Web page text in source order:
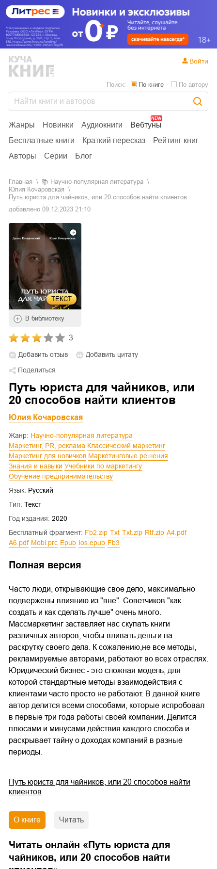
Жанры Новинки Аудиокниги
Вебтуны
Бесплатные книги
Краткий пересказ
Рейтинг книг
Авторы
Серии Блог
Поиск: По книге По автору
Войти
Главная 📚
научно-популярная литература
Юлия Кочаровская
Путь юриста для чайников, или 20 способов найти клиентов
добавлено 09.12.2023 21:10
ТЕКСТ
В библиотеку
3
Добавить отзыв
Добавить цитату
Поделиться
Путь юриста для чайников, или
20 способов найти клиентов
Юлия Кочаровская
Жанр:
Научно-популярная литература
Маркетинг, PR, реклама
Классический маркетинг
Маркетинг для новичков
Маркетинговые решения
Знания и навыки
Учебники по маркетингу
Обучение предпринимательству
Язык: Русский
Тип: Текст
Год издания: 2020
Бесплатный фрагмент:
fb2.zip txt txt.zip rtf.zip
a4.pdf
a6.pdf
mobi.prc epub ios.epub fb3
Полная версия
Часто люди, открывающие свое дело, максимально
подвержены влиянию из "вне". Советчиков "как
создать и как сделать лучше" очень много.
Массмаркетинг заставляет нас скупать книги
различных авторов, чтобы вливать деньги на
раскрутку своего дела. К сожалению,не все методы,
рекламируемые авторами, работают во всех отраслях.
Юридический бизнес - это сложная модель, для
которой стандартные методы взаимодействия с
клиентами часто просто не работают. В данной книге
автор делится всеми способами, которые испробовал
в первые три года работы своей компании. Делится
плюсами и минусами действия каждого способа и
раскрывает тайну о доходах компаний в разные
периоды.
Путь юриста для чайников, или 20 способов найти
клиентов
О книге Читать
Читать онлайн « Путь юриста для
чайников, или 20 способов найти